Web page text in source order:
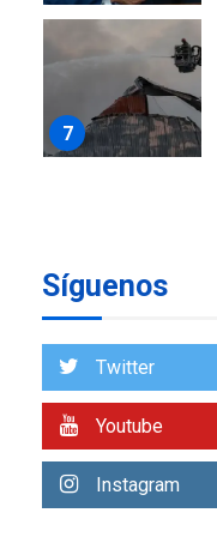
7
1
2
Síguenos
Twitter
Youtube
Instagram